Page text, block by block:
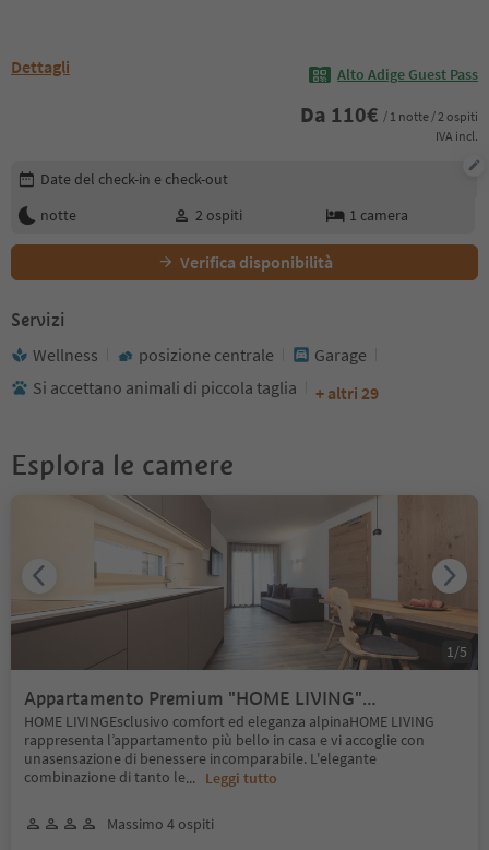
Dettagli Alto Adige Guest Pass
Da 110€ / 1 notte / 2 ospiti
IVA incl.
Modifica i dettagli della prenotazione
Date del check-in e check-out
notte
2 ospiti 1 camera
Verifica disponibilità
Servizi
Wellness posizione centrale
Garage
Si accettano animali di piccola taglia
+ altri 29
Esplora le camere
Appartamento Premium "HOME LIVING"
(Boutiquehotel)
HOME LIVINGEsclusivo comfort ed eleganza alpinaHOME LIVING
rappresenta l’appartamento più bello in casa e vi accoglie con
unasensazione di benessere incomparabile. L'elegante
combinazione di tanto le... Leggi tutto
Massimo 4 ospiti
1 /5